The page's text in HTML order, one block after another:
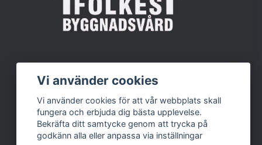
Vi använder cookies
Vi använder cookies för att vår webbplats skall
fungera och erbjuda dig bästa upplevelse.
Bekräfta ditt samtycke genom att trycka på
godkänn alla eller anpassa via inställningar